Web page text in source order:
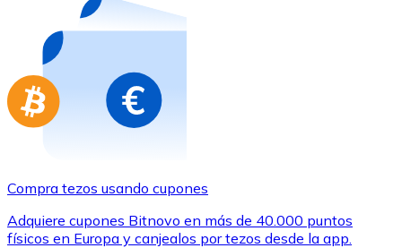
Ir a la tienda de tarjetas regalo
Compra tezos usando cupones
Adquiere cupones Bitnovo en más de 40.000 puntos
físicos en Europa y canjealos por tezos desde la app.